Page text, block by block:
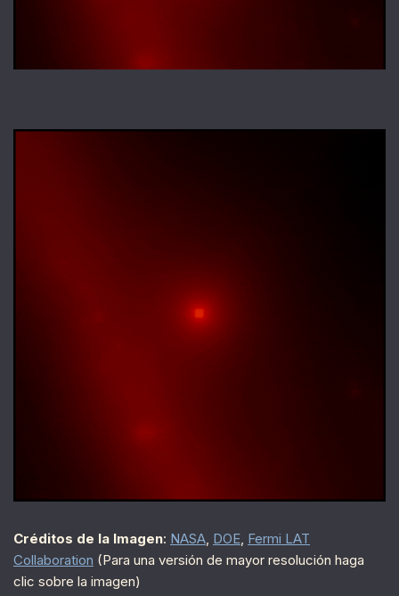
Créditos de la Imagen: NASA, DOE, Fermi LAT
Collaboration (Para una versión de mayor resolución haga
clic sobre la imagen)